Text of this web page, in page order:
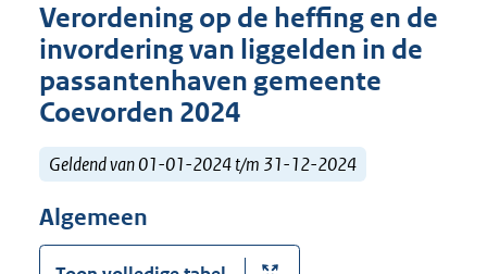
Verordening op de heffing en de
invordering van liggelden in de
passantenhaven gemeente
Coevorden 2024
Geldend van 01-01-2024 t/m 31-12-2024
Algemeen